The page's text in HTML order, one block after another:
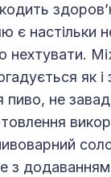
є настільки
нехтувати.
як і
пиво, не
з